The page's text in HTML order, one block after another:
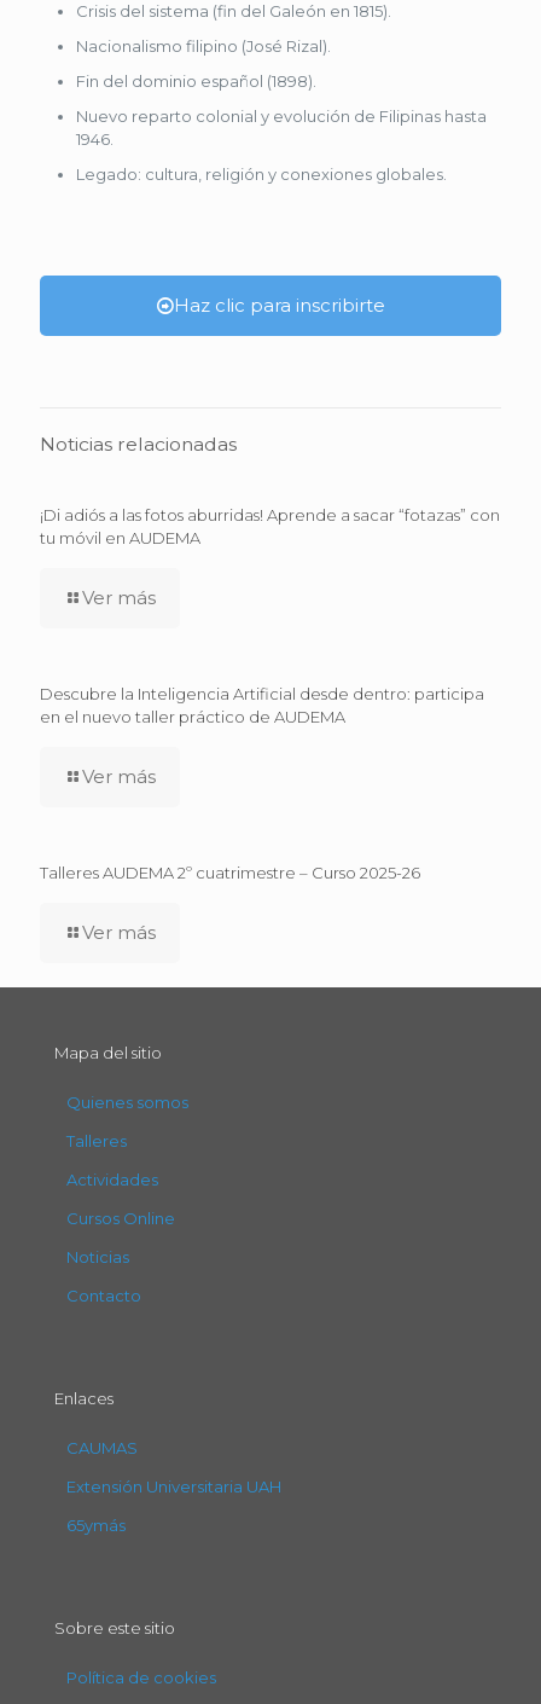
Crisis del sistema (fin del Galeón en 1815).
Nacionalismo filipino (José Rizal).
Fin del dominio español (1898).
Nuevo reparto colonial y evolución de Filipinas hasta
1946.
Legado: cultura, religión y conexiones globales.
Haz clic para inscribirte
Noticias relacionadas
¡Di adiós a las fotos aburridas! Aprende a sacar “fotazas” con
tu móvil en AUDEMA
Ver más
Descubre la Inteligencia Artificial desde dentro: participa
en el nuevo taller práctico de AUDEMA
Ver más
Talleres AUDEMA 2º cuatrimestre – Curso 2025-26
Ver más
Mapa del sitio
Quienes somos
Talleres
Actividades
Cursos Online
Noticias
Contacto
Enlaces
CAUMAS
Extensión Universitaria UAH
65ymás
Sobre este sitio
Política de cookies